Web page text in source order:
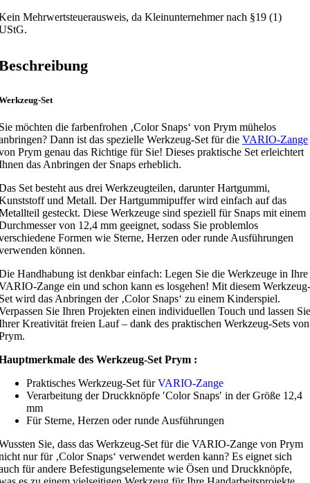
Mehrwertsteuerausweis, da Kleinunternehmer nach §19 (1)
Set
möchten die farbenfrohen ‚Color Snaps‘ von Prym mühelos
Dann ist das spezielle Werkzeug-Set für die VARIO-Zange
Prym genau das Richtige für Sie! Dieses praktische Set erleichtert
das Anbringen der Snaps erheblich.
Set besteht aus drei Werkzeugteilen, darunter Hartgummi,
und Metall. Der Hartgummipuffer wird einfach auf das
gesteckt. Diese Werkzeuge sind speziell für Snaps mit einem
von 12,4 mm geeignet, sodass Sie problemlos
Formen wie Sterne, Herzen oder runde Ausführungen
können.
Handhabung ist denkbar einfach: Legen Sie die Werkzeuge in Ihre
Zange ein und schon kann es losgehen! Mit diesem Werkzeug-
wird das Anbringen der ‚Color Snaps‘ zu einem Kinderspiel.
Sie Ihren Projekten einen individuellen Touch und lassen Sie
Kreativität freien Lauf – dank des praktischen Werkzeug-Sets von
des Werkzeug-Set Prym :
Praktisches Werkzeug-Set fürVARIO-Zange
Verarbeitung der Druckknöpfe ʹColor Snapsʹ in der Größe 12,4
mm
Für Sterne, Herzen oder runde Ausführungen
Sie, dass das Werkzeug-Set für die VARIO-Zange von Prym
nur für ‚Color Snaps‘ verwendet werden kann? Es eignet sich
für andere Befestigungselemente wie Ösen und Druckknöpfe,